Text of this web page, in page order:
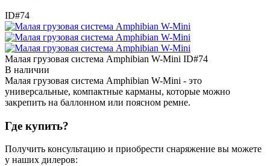
ID#74
Малая грузовая система Amphibian W-Mini ID#74
В наличии
Малая грузовая система Amphibian W-Mini - это
универсальные, компактные карманы, которые можно
закрепить на баллонном или поясном ремне.
Где купить?
Получить консультацию и приобрести снаряжение вы можете
у наших дилеров: